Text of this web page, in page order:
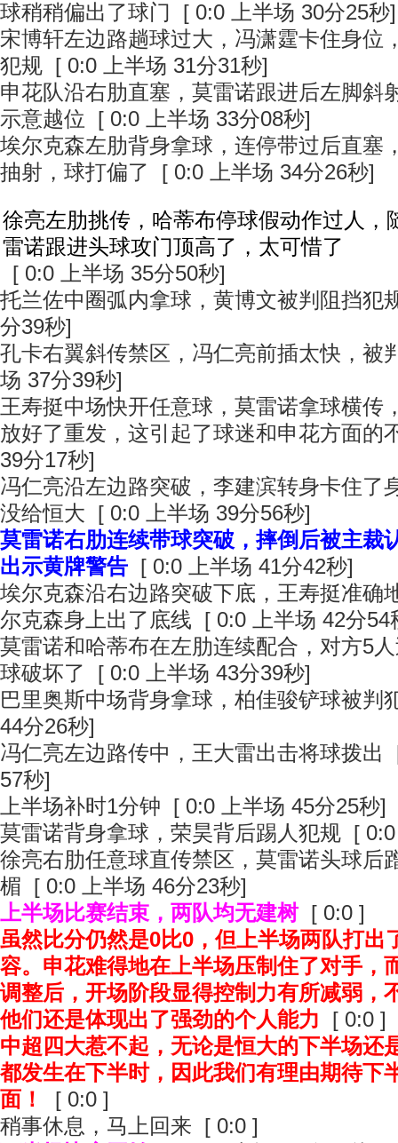
球稍稍偏出了球门 [ 0:0 上半场 30分25秒]
宋博轩左边路趟球过大，冯潇霆卡住身位
犯规 [ 0:0 上半场 31分31秒]
申花队沿右肋直塞，莫雷诺跟进后左脚斜
示意越位 [ 0:0 上半场 33分08秒]
埃尔克森左肋背身拿球，连停带过后直塞
抽射，球打偏了 [ 0:0 上半场 34分26秒]
徐亮左肋挑传，哈蒂布停球假动作过人，
雷诺跟进头球攻门顶高了，太可惜了
[ 0:0 上半场 35分50秒]
托兰佐中圈弧内拿球，黄博文被判阻挡犯
分39秒]
孔卡右翼斜传禁区，冯仁亮前插太快，被
场 37分39秒]
王寿挺中场快开任意球，莫雷诺拿球横传
放好了重发，这引起了球迷和申花方面的
39分17秒]
冯仁亮沿左边路突破，李建滨转身卡住了
没给恒大 [ 0:0 上半场 39分56秒]
莫雷诺右肋连续带球突破，摔倒后被主裁
出示黄牌警告 [ 0:0 上半场 41分42秒]
埃尔克森沿右边路突破下底，王寿挺准确
尔克森身上出了底线 [ 0:0 上半场 42分54
莫雷诺和哈蒂布在左肋连续配合，对方5
球破坏了 [ 0:0 上半场 43分39秒]
巴里奥斯中场背身拿球，柏佳骏铲球被判
44分26秒]
冯仁亮左边路传中，王大雷出击将球拨出
57秒]
上半场补时1分钟 [ 0:0 上半场 45分25秒]
莫雷诺背身拿球，荣昊背后踢人犯规 [
徐亮右肋任意球直传禁区，莫雷诺头球后
楣 [ 0:0 上半场 46分23秒]
上半场比赛结束，两队均无建树[ 0:0 ]
虽然比分仍然是0比0，但上半场两队打出
容。申花难得地在上半场压制住了对手，
调整后，开场阶段显得控制力有所减弱，
他们还是体现出了强劲的个人能力 [ 0:0 ]
中超四大惹不起，无论是恒大的下半场还
都发生在下半时，因此我们有理由期待下
面！
[ 0:0 ]
稍事休息，马上回来 [ 0:0 ]